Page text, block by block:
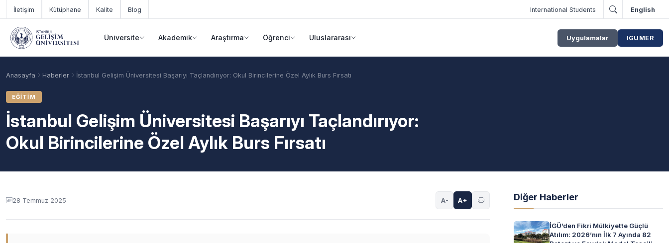
Ana içeriğe geç
İletişim Kütüphane Kalite Blog International Students English
Üniversite Akademik Araştırma Öğrenci Uluslararası Uygulamalar IGUMER
Anasayfa Haberler İstanbul Gelişim Üniversitesi Başarıyı Taçlandırıyor: Okul Birincilerine Özel Aylık Burs Fırsatı
EĞITIM
İstanbul Gelişim Üniversitesi Başarıyı Taçlandırıyor:
Okul Birincilerine Özel Aylık Burs Fırsatı
28 Temmuz 2025 A- A+ Diğer Haberler
İGÜ’den Fikri Mülkiyette Güçlü
Atılım: 2026’nın İlk 7 Ayında 82